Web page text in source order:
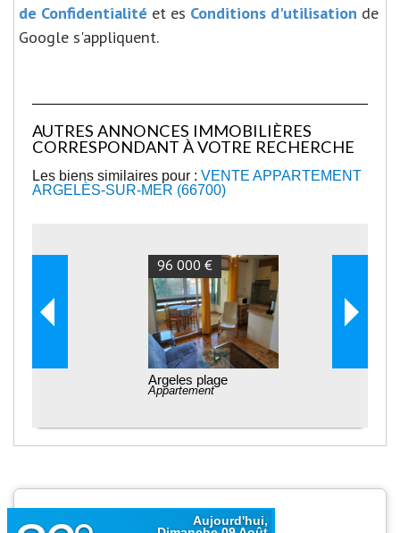
de Confidentialité et es Conditions d'utilisation de
Google s'appliquent.
AUTRES ANNONCES IMMOBILIÈRES
CORRESPONDANT À VOTRE RECHERCHE
Les biens similaires pour : VENTE APPARTEMENT
ARGELÈS-SUR-MER (66700)
96 000 €
Argeles plage
Appartement